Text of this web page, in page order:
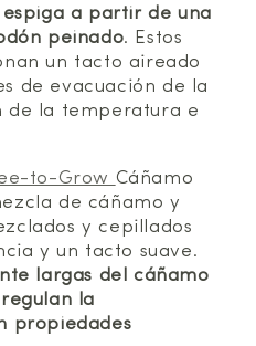
a partir de una
peinado. Estos
un tacto aireado
de evacuación de la
de la temperatura e
to-Grow Cáñamo
de cáñamo y
y cepillados
y un tacto suave.
largas del cáñamo
la
propiedades